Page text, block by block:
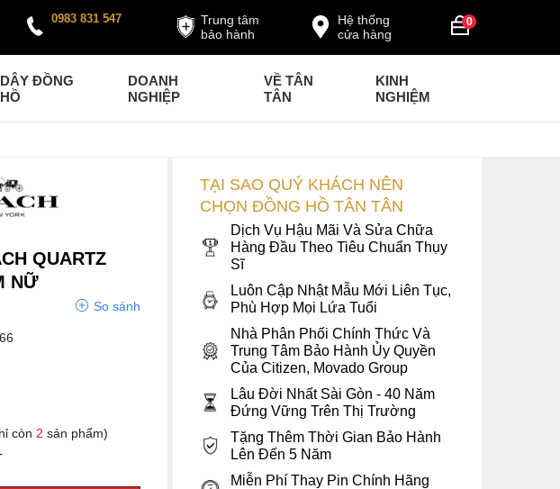
0
Hệ thống
cửa hàng
Trung tâm
bảo hành
0983 831 547
DÂY ĐỒNG
HỒ
DOANH
NGHIỆP
VỀ TÂN
TÂN
KINH
NGHIỆM
QUARTZ
NỮ
So sánh
còn2 sản phẩm)
TẠI SAO QUÝ KHÁCH NÊN
CHỌN ĐỒNG HỒ TÂN TÂN
Dịch Vụ Hậu Mãi Và Sửa Chữa
Hàng Đầu Theo Tiêu Chuẩn Thụy
Sĩ
Luôn Cập Nhật Mẫu Mới Liên Tục,
Phù Hợp Mọi Lứa Tuổi
Nhà Phân Phối Chính Thức Và
Trung Tâm Bảo Hành Ủy Quyền
Của Citizen, Movado Group
Lâu Đời Nhất Sài Gòn - 40 Năm
Đứng Vững Trên Thị Trường
Tặng Thêm Thời Gian Bảo Hành
Lên Đến 5 Năm
Miễn Phí Thay Pin Chính Hãng